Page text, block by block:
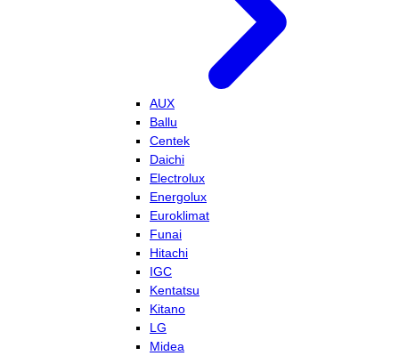
AUX
Ballu
Centek
Daichi
Electrolux
Energolux
Euroklimat
Funai
Hitachi
IGC
Kentatsu
Kitano
LG
Midea